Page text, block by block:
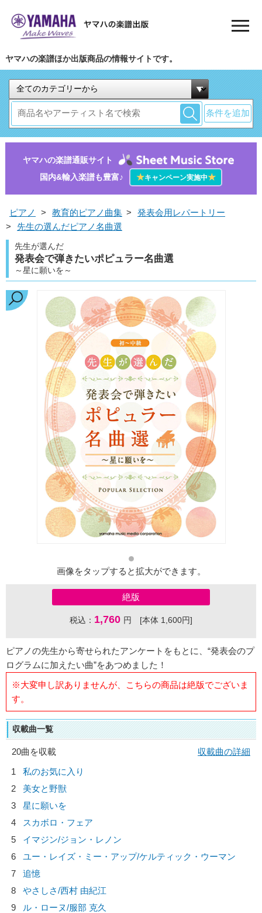
ヤマハの楽譜ほか出版商品の情報サイトです。
条件を追加
ヤマハの楽譜通販サイト
国内&輸入楽譜も豊富♪
★キャンペーン実施中★
ピアノ > 教育的ピアノ曲集 >
発表会用レパートリー
>
先生の選んだピアノ名曲選
先生が選んだ
発表会で弾きたいポピュラー名曲選
～星に願いを～
画像をタップすると拡大ができます。
絶版
税込： 1,760 円 [本体 1,600円]
ピアノの先生から寄せられたアンケートをもとに、“発表会のプ
ログラムに加えたい曲”をあつめました！
※大変申し訳ありませんが、こちらの商品は絶版でございま
す。
収載曲一覧
20曲を収載
収載曲の詳細
1
私のお気に入り
2
美女と野獣
3
星に願いを
4
スカボロ・フェア
5
イマジン/ジョン・レノン
6
ユー・レイズ・ミー・アップ/ケルティック・ウーマン
7
追憶
8
やさしさ/西村 由紀江
9
ル・ローヌ/服部 克久